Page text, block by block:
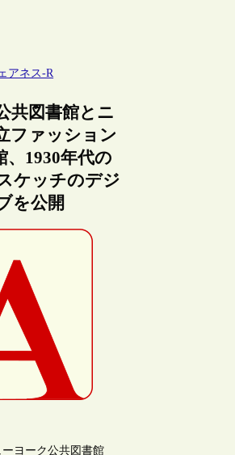
アネス-R
共図書館とニ
ファッション
、1930年代の
ケッチのデジ
を公開
ーヨーク公共図書館